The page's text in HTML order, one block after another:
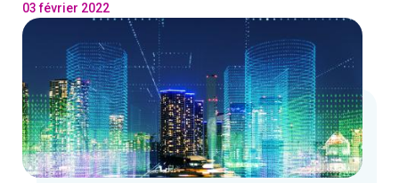
03 février 2022